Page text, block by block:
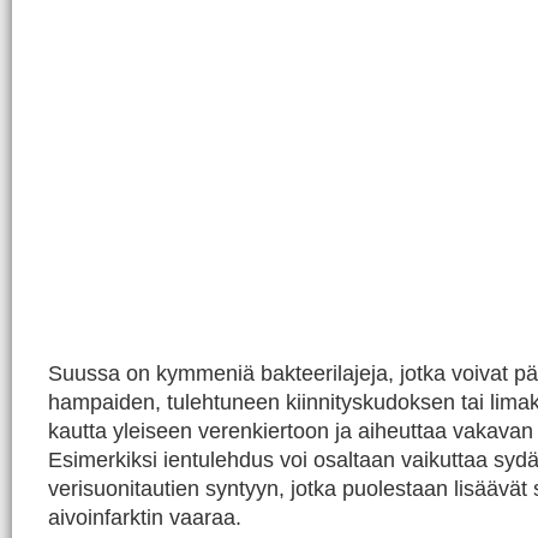
Suussa on kymmeniä bakteerilajeja, jotka voivat
hampaiden, tulehtuneen kiinnityskudoksen tai
kautta yleiseen verenkiertoon ja aiheuttaa
Esimerkiksi ientulehdus voi osaltaan vaikuttaa
verisuonitautien syntyyn, jotka puolestaan lisäävät
aivoinfarktin vaaraa.